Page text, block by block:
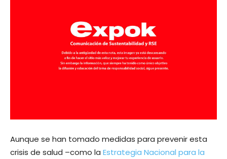
Aunque se han tomado medidas para prevenir esta
crisis de salud –como la Estrategia Nacional para la